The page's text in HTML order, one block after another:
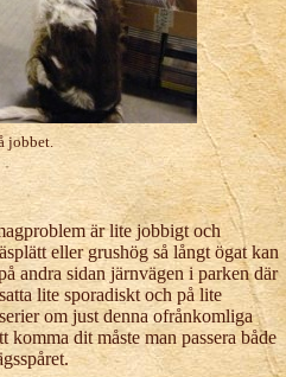
jobbet.
är lite jobbigt och
eller grushög så långt ögat kan
andra sidan järnvägen i parken där
lite sporadiskt och på lite
om just denna ofrånkomliga
komma dit måste man passera både